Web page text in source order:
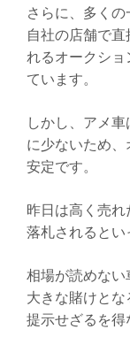
さらに、多く
自社の店舗で
れるオークシ
ています。
しかし、アメ
に少ないため
安定です。
昨日は高く売
落札されるとい
相場が読めな
大きな賭けと
提示せざるを得